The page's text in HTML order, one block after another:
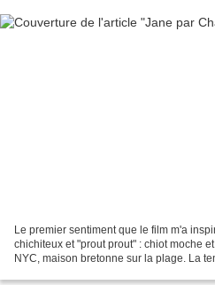
Le premier sentiment que le film m'a
chichiteux et "prout prout" : chiot moche
NYC, maison bretonne sur la plage. La